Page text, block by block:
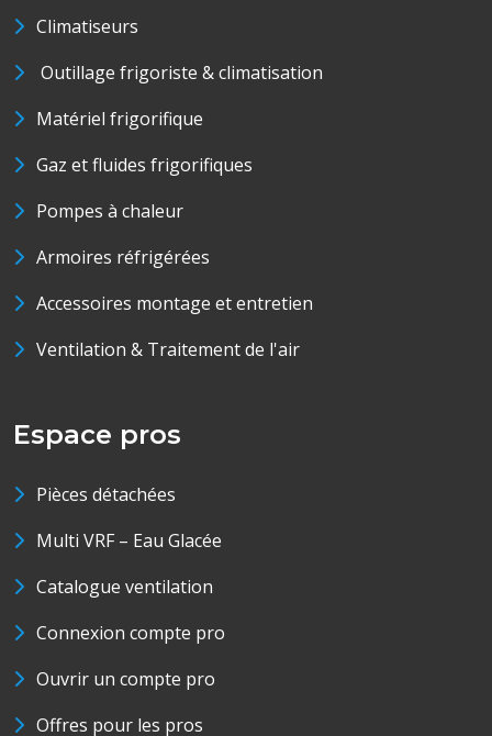
Climatiseurs
Outillage frigoriste & climatisation
Matériel frigorifique
Gaz et fluides frigorifiques
Pompes à chaleur
Armoires réfrigérées
Accessoires montage et entretien
Ventilation & Traitement de l'air
Espace pros
Pièces détachées
Multi VRF – Eau Glacée
Catalogue ventilation
Connexion compte pro
Ouvrir un compte pro
Offres pour les pros